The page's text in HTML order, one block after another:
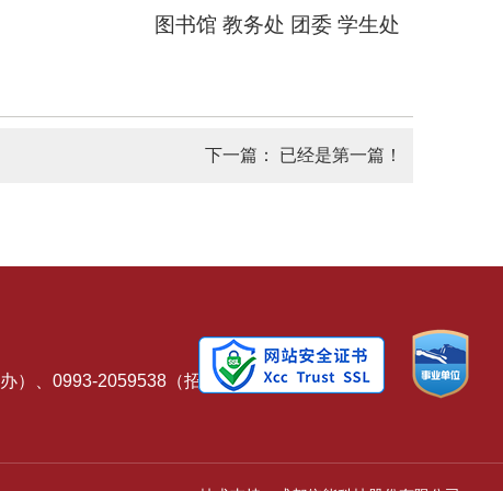
图书馆 教务处 团委 学生处
下一篇： 已经是第一篇！
）、0993-2059538（招生办）